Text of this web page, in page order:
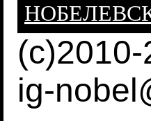
ig-